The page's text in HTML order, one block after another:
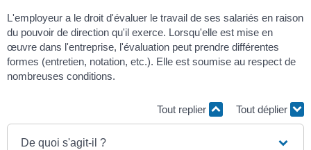
L'employeur a le droit d'évaluer le travail de ses salariés en raison
du pouvoir de direction qu'il exerce. Lorsqu'elle est mise en
œuvre dans l'entreprise, l'évaluation peut prendre différentes
formes (entretien, notation, etc.). Elle est soumise au respect de
nombreuses conditions.
Tout replier Tout déplier
De quoi s'agit-il ?